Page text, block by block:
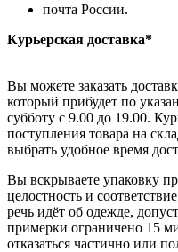
почта России.
Курьерская доставка*
Вы можете заказать
который прибудет по
субботу с 9.00 до 19.00.
поступления товара на
выбрать удобное время
Вы вскрываете упаковку
целостность и
речь идёт об одежде,
примерки ограничено 15
отказаться частично или